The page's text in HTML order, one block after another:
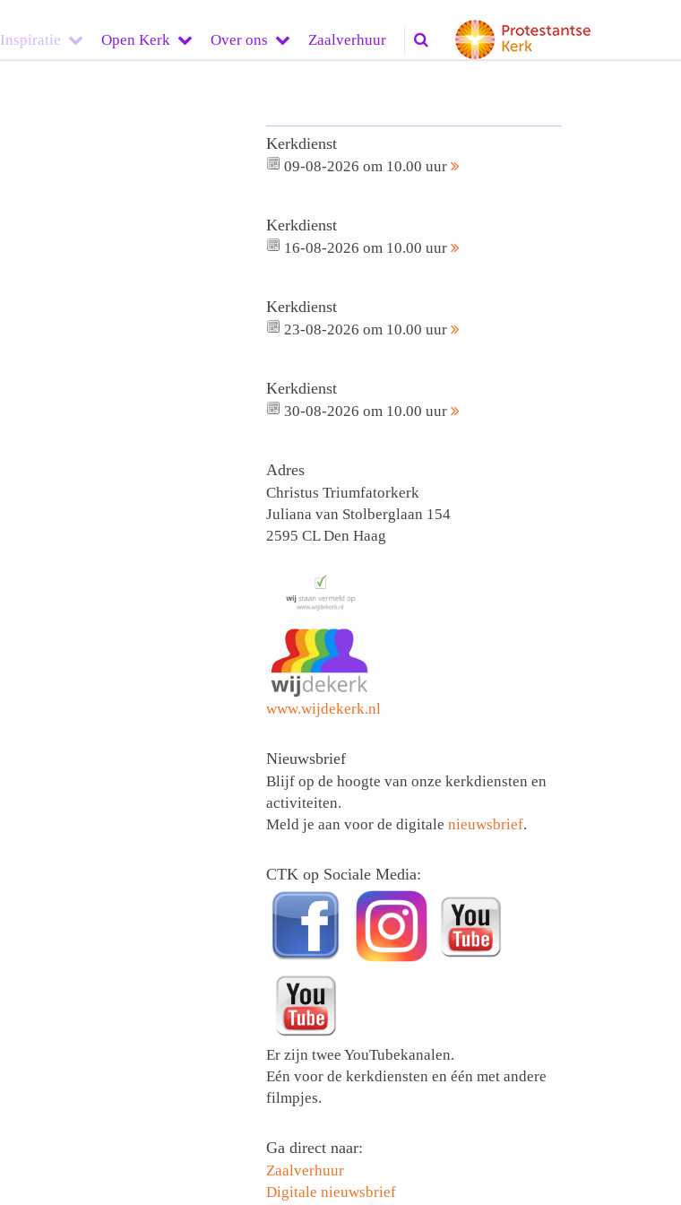
Inspiratie Open Kerk Over ons Zaalverhuur
Kerkdienst
09-08-2026 om 10.00 uur
Kerkdienst
16-08-2026 om 10.00 uur
Kerkdienst
23-08-2026 om 10.00 uur
Kerkdienst
30-08-2026 om 10.00 uur
Adres
Christus Triumfatorkerk
Juliana van Stolberglaan 154
2595 CL Den Haag
www.wijdekerk.nl
Nieuwsbrief
Blijf op de hoogte van onze kerkdiensten en
activiteiten.
Meld je aan voor de digitalenieuwsbrief.
CTK op Sociale Media:
Er zijn twee YouTubekanalen.
Eén voor de kerkdiensten en één met andere
filmpjes.
Ga direct naar:
Zaalverhuur
Digitale nieuwsbrief